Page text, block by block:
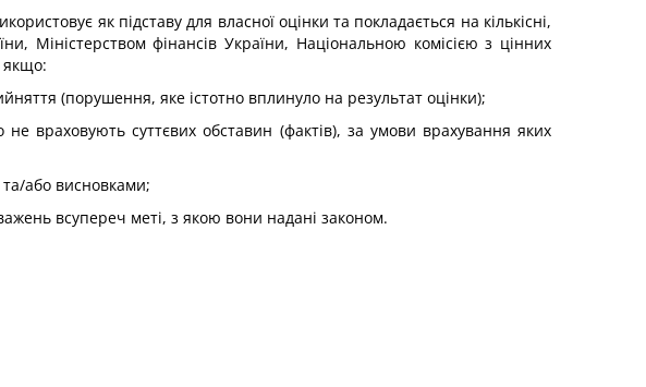
як підставу для власної оцінки та покладається на кількісні,
Міністерством фінансів України, Національною комісією з цінних
якщо:
(порушення, яке істотно вплинуло на результат оцінки);
не враховують суттєвих обставин (фактів), за умови врахування яких
та/або висновками;
всупереч меті, з якою вони надані законом.